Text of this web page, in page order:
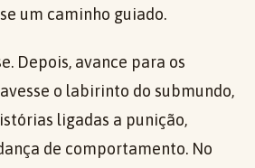
um caminho guiado.
Depois, avance para os
o labirinto do submundo,
ligadas a punição,
de comportamento. No